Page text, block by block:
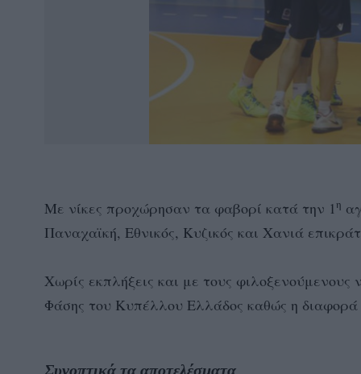
Με νίκες προχώρησαν τα φαβορί κατά την 1 η
Παναχαϊκή, Εθνικός, Κυζικός και Χανιά
Χωρίς εκπλήξεις και με τους
Φάσης του Κυπέλλου Ελλάδος καθώς η διαφορά
Συνοπτικά τα αποτελέσματα